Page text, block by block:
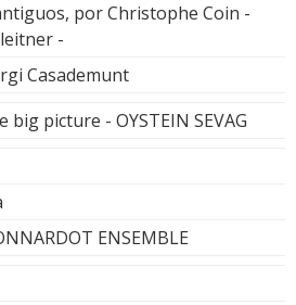
por Christophe Coin -
-
Casademunt
picture - OYSTEIN SEVAG
ENSEMBLE